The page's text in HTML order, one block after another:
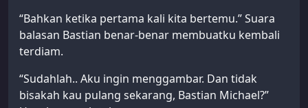
“Bahkan ketika pertama kali kita bertemu.” Suara
balasan Bastian benar-benar membuatku kembali
terdiam.
“Sudahlah.. Aku ingin menggambar. Dan tidak
bisakah kau pulang sekarang, Bastian Michael?”